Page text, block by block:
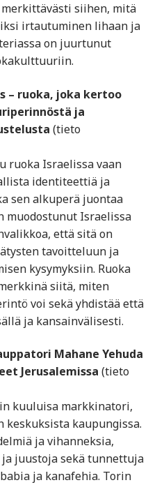
siihen, mitä
irtautuminen lihaan ja
on juurtunut
– ruoka, joka kertoo
ja
(tieto
ruoka Israelissa vaan
identiteettiä ja
sen alkuperä juontaa
muodostunut Israelissa
että sitä on
tavoitteluun ja
kysymyksiin. Ruoka
siitä, miten
voi sekä yhdistää että
ja kansainvälisesti.
Mahane Yehuda
Jerusalemissa (tieto
kuuluisa markkinatori,
kaupungissa.
ja vihanneksia,
juustoja sekä tunnettuja
ja kanafehia. Torin